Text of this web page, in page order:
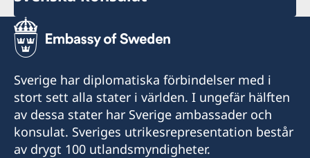
Sverige har diplomatiska förbindelser med i
stort sett alla stater i världen. I ungefär hälften
av dessa stater har Sverige ambassader och
konsulat. Sveriges utrikesrepresentation består
av drygt 100 utlandsmyndigheter.